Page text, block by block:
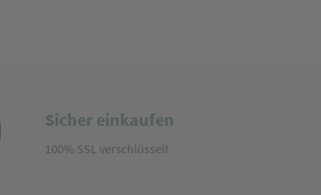
Sicher einkaufen
100% SSL verschlüsselt